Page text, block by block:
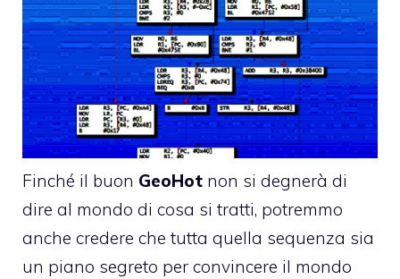
Finché il buon GeoHot non si degnerà di
dire al mondo di cosa si tratti, potremmo
anche credere che tutta quella sequenza sia
un piano segreto per convincere il mondo